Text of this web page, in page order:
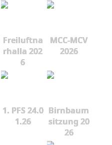
Freiluftna
rhalla 202
6
MCC-MCV
2026
1. PFS 24.0
1.26
Birnbaum
sitzung 20
26